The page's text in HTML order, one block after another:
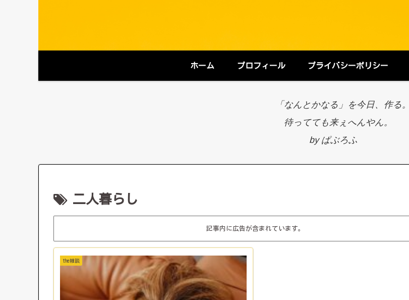
ホーム プロフィール プライバシーポリシー
「なんとかなる」を今日、作る。
待ってても来ぇへんやん。
by ぱぶろふ
二人暮らし
記事内に広告が含まれています。
the雑談